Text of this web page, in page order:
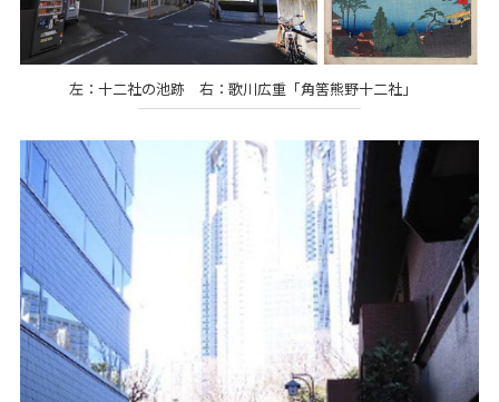
左：十二社の池跡 右：歌川広重「角筈熊野十二社」